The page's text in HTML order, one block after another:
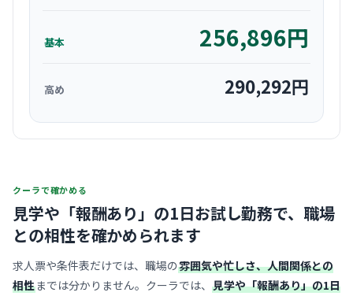
基本 256,896円
高め 290,292円
クーラで確かめる
見学や「報酬あり」の1日お試し勤務で、 職場
との相性を確かめられます
求人票や条件表だけでは、職場の雰囲気や忙しさ、人間関係との
相性までは分かりません。クーラでは、 見学や「報酬あり」の1日